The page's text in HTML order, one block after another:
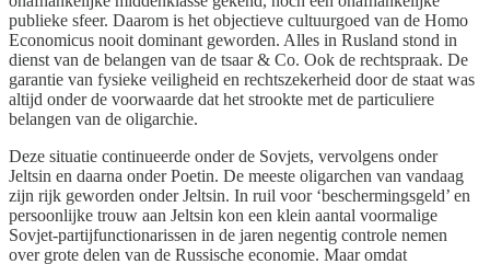
publieke sfeer. Daarom is het objectieve cultuurgoed van de Homo
Economicus nooit dominant geworden. Alles in Rusland stond in
dienst van de belangen van de tsaar & Co. Ook de rechtspraak. De
garantie van fysieke veiligheid en rechtszekerheid door de staat was
altijd onder de voorwaarde dat het strookte met de particuliere
belangen van de oligarchie.
Deze situatie continueerde onder de Sovjets, vervolgens onder
Jeltsin en daarna onder Poetin. De meeste oligarchen van vandaag
zijn rijk geworden onder Jeltsin. In ruil voor ‘beschermingsgeld’ en
persoonlijke trouw aan Jeltsin kon een klein aantal voormalige
Sovjet-partijfunctionarissen in de jaren negentig controle nemen
over grote delen van de Russische economie. Maar omdat